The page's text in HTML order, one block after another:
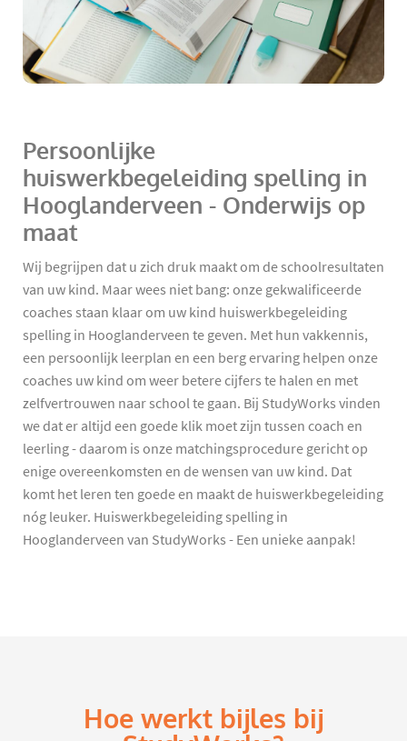
Persoonlijke
huiswerkbegeleiding spelling in
Hooglanderveen - Onderwijs op
maat
Wij begrijpen dat u zich druk maakt om de schoolresultaten
van uw kind. Maar wees niet bang: onze gekwalificeerde
coaches staan klaar om uw kind huiswerkbegeleiding
spelling in Hooglanderveen te geven. Met hun vakkennis,
een persoonlijk leerplan en een berg ervaring helpen onze
coaches uw kind om weer betere cijfers te halen en met
zelfvertrouwen naar school te gaan. Bij StudyWorks vinden
we dat er altijd een goede klik moet zijn tussen coach en
leerling - daarom is onze matchingsprocedure gericht op
enige overeenkomsten en de wensen van uw kind. Dat
komt het leren ten goede en maakt de huiswerkbegeleiding
nóg leuker. Huiswerkbegeleiding spelling in
Hooglanderveen van StudyWorks - Een unieke aanpak!
Hoe werkt bijles bij